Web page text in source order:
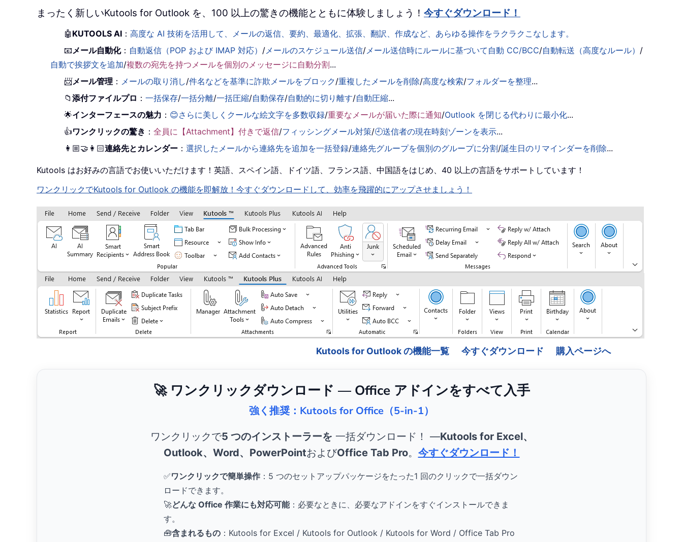
まったく新しいKutools for Outlook を、100 以上の驚きの機能とともに体験しましょう！ 今すぐダウンロード！
🤖 KUTOOLS AI ：高度な AI 技術を活用して、メールの返信、要約、最適化、拡張、翻訳、作成など、あらゆる操作をラクラクこなします。
📧 メール自動化： 自動返信（POP および IMAP 対応） / メールのスケジュール送信/ メール送信時にルールに基づいて自動 CC/BCC/自動転送（高度なルール） /
自動で挨拶文を追加/複数の宛先を持つメールを個別のメッセージに自動分割...
📨メール管理 ： メールの取り消し/件名などを基準に詐欺メールをブロック/重複したメールを削除/高度な検索/フォルダーを整理...
📁添付ファイルプロ ：一括保存/一括分離/一括圧縮/自動保存/自動的に切り離す/自動圧縮...
🌟インターフェースの魅力 ： 😊さらに美しくクールな絵文字を多数収録/重要なメールが届いた際に通知/Outlook を閉じる代わりに最小化...
👍ワンクリックの驚き ：全員に【Attachment】付きで返信/フィッシングメール対策/🕘送信者の現在時刻ゾーンを表示...
👩🏼‍🤝‍👩🏻連絡先とカレンダー ：選択したメールから連絡先を追加を一括登録/連絡先グループを個別のグループに分割/誕生日のリマインダーを削除...
Kutools はお好みの言語でお使いいただけます！英語、スペイン語、ドイツ語、フランス語、中国語をはじめ、40 以上の言語をサポートしています！
ワンクリックでKutools for Outlook の機能を即解放！今すぐダウンロードして、効率を飛躍的にアップさせましょう！
Kutools for Outlook の機能一覧 今すぐダウンロード 購入ページへ
🚀 ワンクリックダウンロード — Office アドインをすべて入手
強く推奨：Kutools for Office（5-in-1）
ワンクリックで5 つのインストーラーを 一括ダウンロード！ ―Kutools for Excel、
Outlook、Word、PowerPointおよびOffice Tab Pro。 今すぐダウンロード！
✅ワンクリックで簡単操作 ：5 つのセットアップパッケージをたった1 回のクリックで一括ダウン
ロードできます。
🚀どんな Office 作業にも対応可能：必要なときに、必要なアドインをすぐインストールできま
す。
🧰含まれるもの ：Kutools for Excel / Kutools for Outlook / Kutools for Word / Office Tab Pro